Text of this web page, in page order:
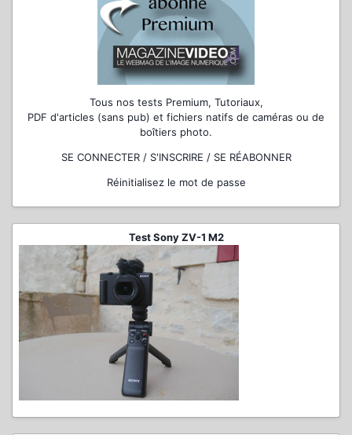
Tous nos tests Premium, Tutoriaux,
PDF d'articles (sans pub) et fichiers natifs de caméras ou de
boîtiers photo.
SE CONNECTER / S'INSCRIRE / SE RÉABONNER
Réinitialisez le mot de passe
Test Sony ZV-1 M2